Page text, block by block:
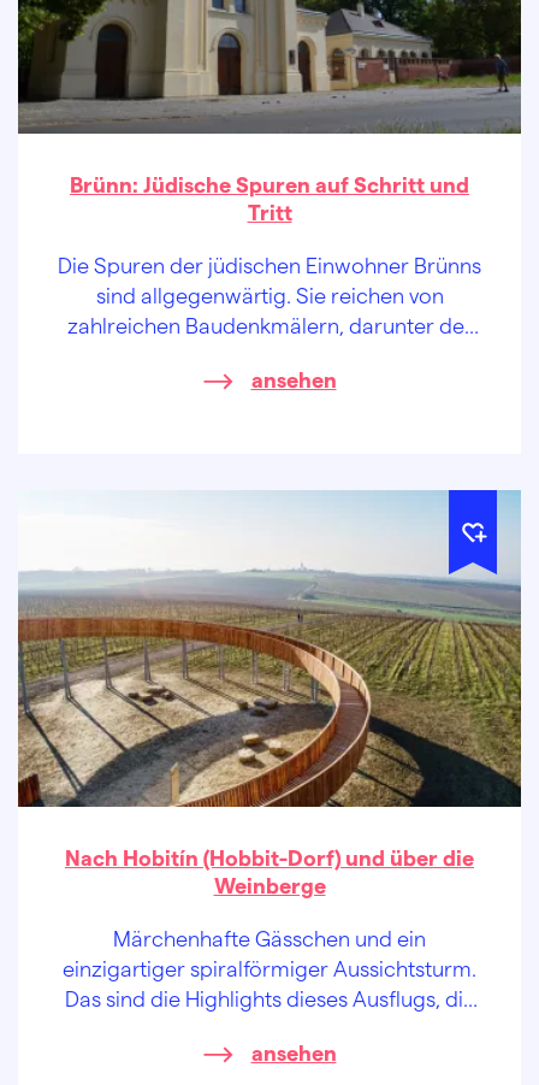
Brünn: Jüdische Spuren auf Schritt und
Tritt
Die Spuren der jüdischen Einwohner Brünns
sind allgegenwärtig. Sie reichen von
zahlreichen Baudenkmälern, darunter der
bis hin zu den sog. Stolpersteinen.
ansehen
Nach Hobitín (Hobbit-Dorf) und über die
Weinberge
Märchenhafte Gässchen und ein
einzigartiger spiralförmiger Aussichtsturm.
Das sind die Highlights dieses Ausflugs, die
Gebiet von Modré hory (Blaue Berge)
ansehen